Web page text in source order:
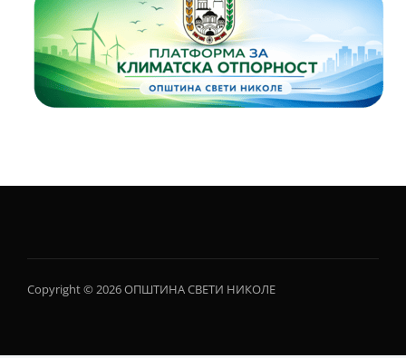
Copyright © 2026 ОПШТИНА СВЕТИ НИКОЛЕ